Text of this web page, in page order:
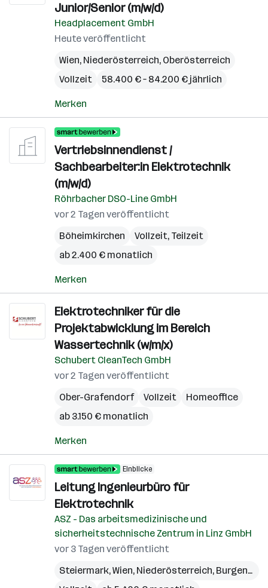
Junior/Senior (m/w/d)
Headplacement GmbH
Heute veröffentlicht
Wien, Niederösterreich, Oberösterreich
Vollzeit
58.400 € – 84.200 € jährlich
Merken
Vertriebsinnendienst /
Sachbearbeiter:in Elektrotechnik
(m/w/d)
Röhrbacher DSO-Line GmbH
vor 2 Tagen veröffentlicht
Böheimkirchen
Vollzeit, Teilzeit
ab 2.400 € monatlich
Merken
Elektrotechniker für die
Projektabwicklung im Bereich
Wassertechnik (w/m/x)
Schubert CleanTech GmbH
vor 2 Tagen veröffentlicht
Ober-Grafendorf
Vollzeit
Homeoffice
ab 3.150 € monatlich
Merken
Einblicke
Leitung Ingenieurbüro für
Elektrotechnik
ASZ - Das arbeitsmedizinische und
sicherheitstechnische Zentrum in Linz GmbH
vor 3 Tagen veröffentlicht
Steiermark,Wien, Niederösterreich, Burgenland